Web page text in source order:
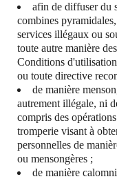
afin de diffuser du
combines
services illégaux ou
toute autre manière
Conditions
ou toute directive
de manière
autrement illégale, ni
compris des
tromperie visant à
personnelles de
ou mensongères ;
de manière